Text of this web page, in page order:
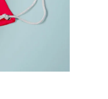
MAFIA CORNER